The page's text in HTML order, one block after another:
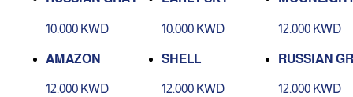
10.000 KWD 10.000 KWD 12.000 KWD
AMAZON
12.000 KWD
SHELL
12.000 KWD
RUSSIAN
12.000 KWD